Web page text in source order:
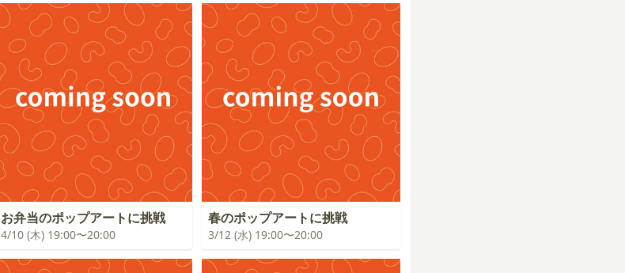
お弁当のポップアートに挑戦
4/10 (木) 19:00〜20:00
春のポップアートに挑戦
3/12 (水) 19:00〜20:00